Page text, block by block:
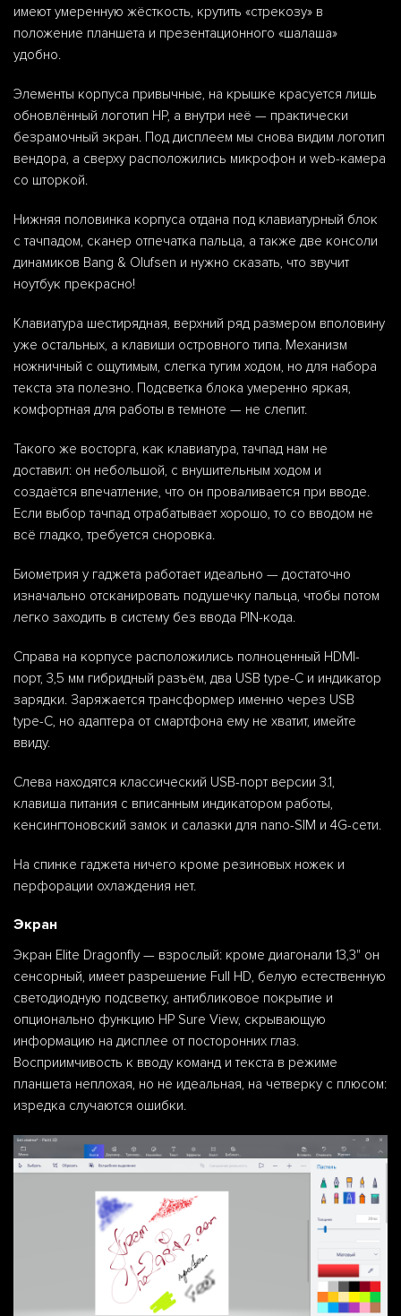
имеют умеренную жёсткость, крутить «стрекозу» в
положение планшета и презентационного «шалаша»
удобно.
Элементы корпуса привычные, на крышке красуется лишь
обновлённый логотип HP, а внутри неё — практически
безрамочный экран. Под дисплеем мы снова видим логотип
вендора, а сверху расположились микрофон и web-камера
со шторкой.
Нижняя половинка корпуса отдана под клавиатурный блок
с тачпадом, сканер отпечатка пальца, а также две консоли
динамиков Bang & Olufsen и нужно сказать, что звучит
ноутбук прекрасно!
Клавиатура шестирядная, верхний ряд размером вполовину
уже остальных, а клавиши островного типа. Механизм
ножничный с ощутимым, слегка тугим ходом, но для набора
текста эта полезно. Подсветка блока умеренно яркая,
комфортная для работы в темноте — не слепит.
Такого же восторга, как клавиатура, тачпад нам не
доставил: он небольшой, с внушительным ходом и
создаётся впечатление, что он проваливается при вводе.
Если выбор тачпад отрабатывает хорошо, то со вводом не
всё гладко, требуется сноровка.
Биометрия у гаджета работает идеально — достаточно
изначально отсканировать подушечку пальца, чтобы потом
легко заходить в систему без ввода PIN-кода.
Справа на корпусе расположились полноценный HDMI-
порт, 3,5 мм гибридный разъём, два USB type-C и индикатор
зарядки. Заряжается трансформер именно через USB
type-C, но адаптера от смартфона ему не хватит, имейте
ввиду.
Слева находятся классический USB-порт версии 3.1,
клавиша питания с вписанным индикатором работы,
кенсингтоновский замок и салазки для nano-SIM и 4G-сети.
На спинке гаджета ничего кроме резиновых ножек и
перфорации охлаждения нет.
Экран
Экран Elite Dragonfly — взрослый: кроме диагонали 13,3" он
сенсорный, имеет разрешение Full HD, белую естественную
светодиодную подсветку, антибликовое покрытие и
опционально функцию HP Sure View, скрывающую
информацию на дисплее от посторонних глаз.
Восприимчивость к вводу команд и текста в режиме
планшета неплохая, но не идеальная, на четверку с плюсом:
изредка случаются ошибки.